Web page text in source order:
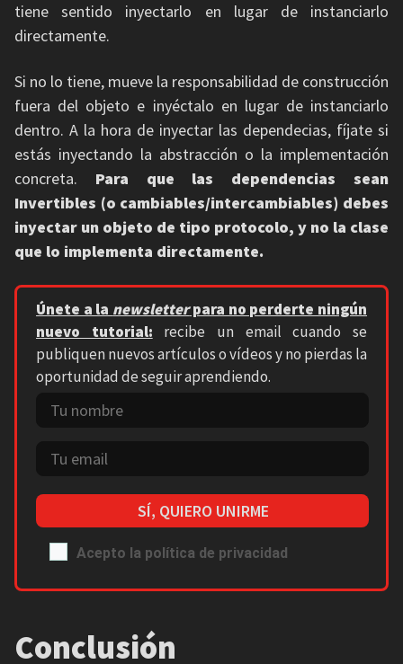
tiene sentido inyectarlo en lugar de instanciarlo
directamente.
Si no lo tiene, mueve la responsabilidad de construcción
fuera del objeto e inyéctalo en lugar de instanciarlo
dentro. A la hora de inyectar las dependecias, fíjate si
estás inyectando la abstracción o la implementación
concreta. Para que las dependencias sean
Invertibles (o cambiables/intercambiables) debes
inyectar un objeto de tipo protocolo, y no la clase
que lo implementa directamente.
Únete a la newsletterpara no perderte ningún
nuevo tutorial:
recibe un email cuando se
publiquen nuevos artículos o vídeos y no pierdas la
oportunidad de seguir aprendiendo.
SÍ, QUIERO UNIRME
Acepto la política de privacidad
Conclusión